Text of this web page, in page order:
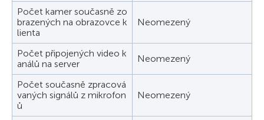
Počet kamer současně zo
brazených na obrazovce k
lienta
Neomezený
Počet připojených video k
análů na server
Neomezený
Počet současně zpracová
vaných signálů z mikrofon
ů
Neomezený